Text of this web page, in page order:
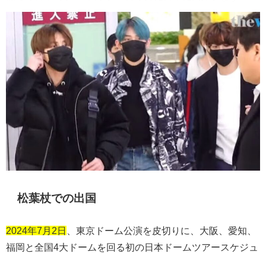
松葉杖での出国
2024年7月2日
、東京ドーム公演を皮切りに、大阪、愛知、
福岡と全国4大ドームを回る初の日本ドームツアースケジュ